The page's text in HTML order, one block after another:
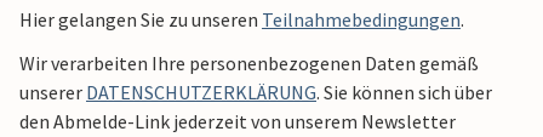
Hier gelangen Sie zu unseren Teilnahmebedingungen.
Wir verarbeiten Ihre personenbezogenen Daten gemäß
unserer DATENSCHUTZERKLÄRUNG. Sie können sich über
den Abmelde-Link jederzeit von unserem Newsletter